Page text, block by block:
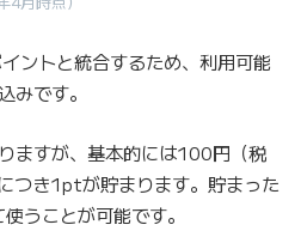
ントと統合するため、利用可能
みです。
ますが、基本的には100円（税
つき1ptが貯まります。貯まった
うことが可能です。